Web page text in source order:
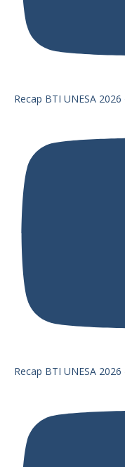
Recap BTI UNESA
Recap BTI UNESA